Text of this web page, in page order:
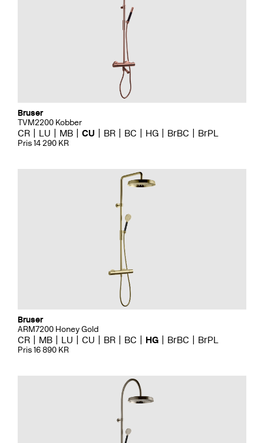
Bruser
TVM2200 Kobber
CR LU MB CU BR BC HG BrBC BrPL
Pris 14 290 KR
Bruser
ARM7200 Honey Gold
CR MB LU CU BR BC HG BrBC BrPL
Pris 16 890 KR